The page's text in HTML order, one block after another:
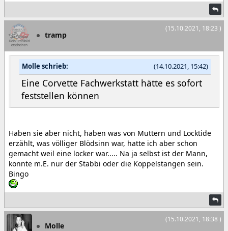
(15.10.2021, 18:23 )
tramp
(14.10.2021, 15:42)
Molle schrieb:
Eine Corvette Fachwerkstatt hätte es sofort
feststellen können
Haben sie aber nicht, haben was von Muttern und Locktide
erzählt, was völliger Blödsinn war, hatte ich aber schon
gemacht weil eine locker war..... Na ja selbst ist der Mann,
konnte m.E. nur der Stabbi oder die Koppelstangen sein.
Bingo
(15.10.2021, 18:38 )
Molle